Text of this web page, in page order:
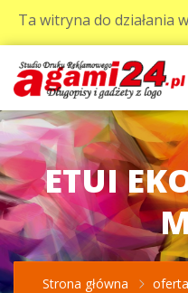
Ta witryna do działania
ETUI
Strona główna oferta